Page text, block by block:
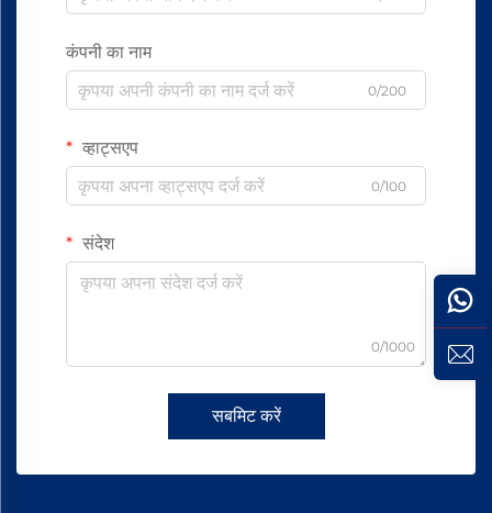
कंपनी का नाम
0/200
व्हाट्सएप
0/100
संदेश
0/1000
सबमिट करें